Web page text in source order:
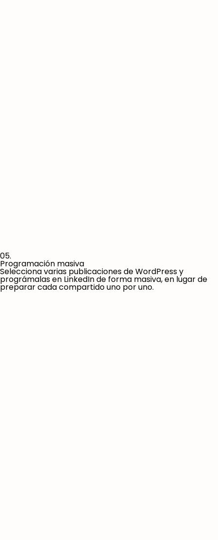
05.
Programación masiva
Selecciona varias publicaciones de WordPress y
prográmalas en LinkedIn de forma masiva, en lugar de
preparar cada compartido uno por uno.